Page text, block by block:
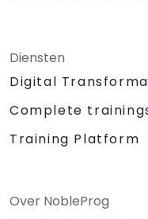
Diensten
Digital
Complete
Training Platform
Over NobleProg